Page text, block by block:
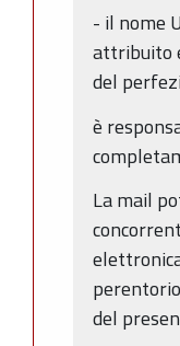
- il nome
attribuito
del
è
La mail
del